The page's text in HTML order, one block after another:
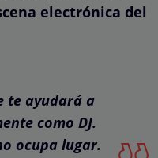
electrónica del
te ayudará a
como DJ.
ocupa lugar.